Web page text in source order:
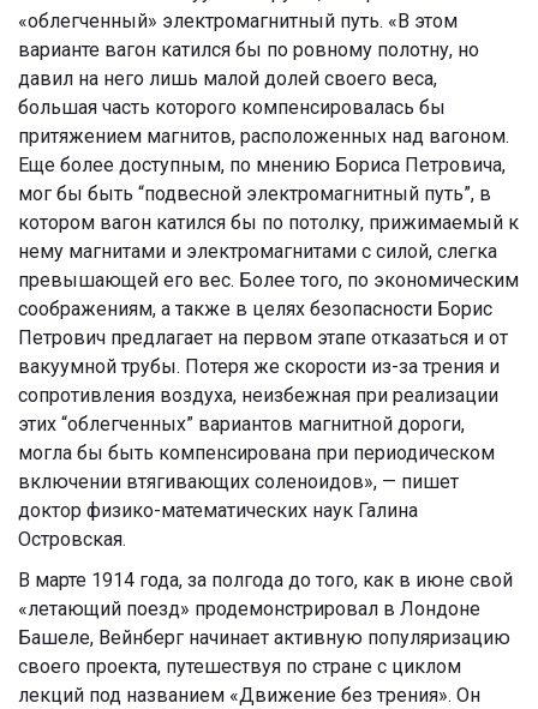
«облегченный» электромагнитный путь. «В этом
варианте вагон катился бы по ровному полотну, но
давил на него лишь малой долей своего веса,
большая часть которого компенсировалась бы
притяжением магнитов, расположенных над вагоном.
Еще более доступным, по мнению Бориса Петровича,
мог бы быть “подвесной электромагнитный путь”, в
котором вагон катился бы по потолку, прижимаемый к
нему магнитами и электромагнитами с силой, слегка
превышающей его вес. Более того, по экономическим
соображениям, а также в целях безопасности Борис
Петрович предлагает на первом этапе отказаться и от
вакуумной трубы. Потеря же скорости из-за трения и
сопротивления воздуха, неизбежная при реализации
этих “облегченных” вариантов магнитной дороги,
могла бы быть компенсирована при периодическом
включении втягивающих соленоидов», — пишет
доктор физико-математических наук Галина
Островская.
В марте 1914 года, за полгода до того, как в июне свой
«летающий поезд» продемонстрировал в Лондоне
Башеле, Вейнберг начинает активную популяризацию
своего проекта, путешествуя по стране с циклом
лекций под названием «Движение без трения». Он